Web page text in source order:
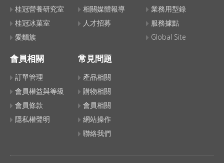
桂冠營養研究室
桂冠冰菓室
愛麵族
相關媒體報導
人才招募
業務用型錄
服務據點
Global Site
會員相關
訂單管理
會員權益與等級
會員條款
隱私權聲明
常見問題
產品相關
購物相關
會員相關
網站操作
聯絡我們